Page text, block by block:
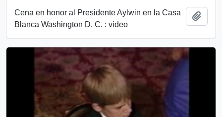
Cena en honor al Presidente Aylwin en la Casa
Blanca Washington D. C. : video